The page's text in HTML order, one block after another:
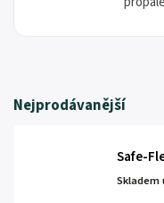
Nejprodávanější
Safe-
Skladem